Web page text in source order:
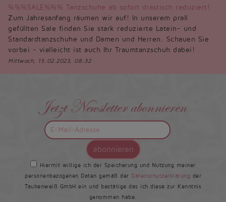
%%%SALE%%% Tanzschuhe ab sofort drastisch reduziert!
Zum Jahresanfang räumen wir auf! In unserem prall
gefüllten Sale finden Sie stark reduzierte Latein- und
Standardtanzschuhe und Damen und Herren. Schauen Sie
vorbei - vielleicht ist auch Ihr Traumtanzschuh dabei!
Mittwoch, 15.02.2023, 08:32
Jetzt Newsletter abonnieren
abonnieren
Hiermit willige ich der Speicherung und Nutzung meiner
personenbezogenen Daten gemäß der Datenschutzerklärung der
Taubenweiß GmbH ein und bestätige das ich diese zur Kenntnis
genommen habe.